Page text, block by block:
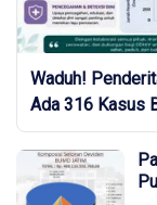
Waduh!
Ada 316 Kasus